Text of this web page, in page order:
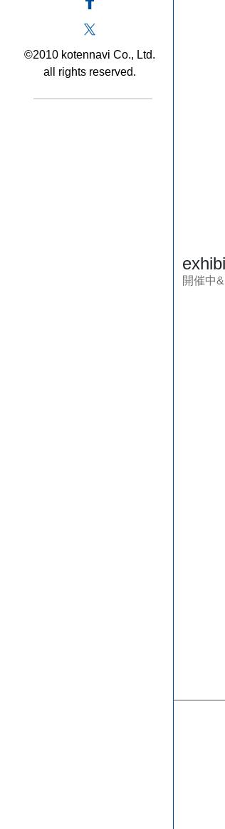
©2010 kotennavi Co., Ltd.
all rights reserved.
開催中